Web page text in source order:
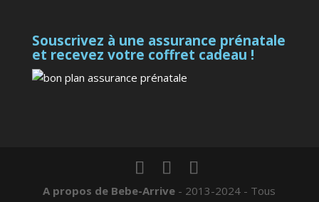
Souscrivez à une assurance prénatale
et recevez votre coffret cadeau !
A propos de Bebe-Arrive - 2013-2024 - Tous